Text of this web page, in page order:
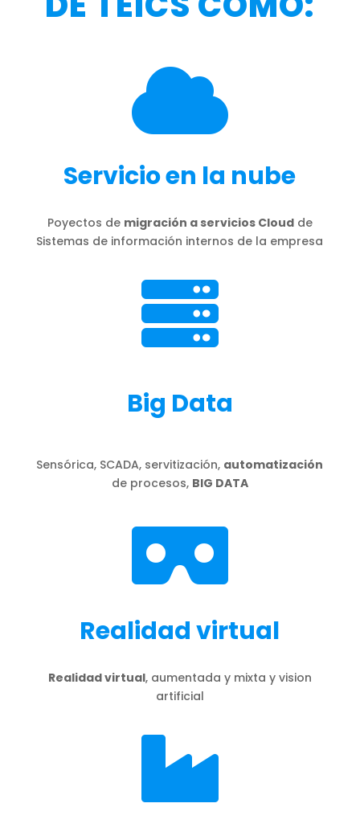

Servicio en la nube
Poyectos de migración a servicios Cloudde
Sistemas de información internos de la empresa

Big Data
Sensórica, SCADA, servitización, automatización
de procesos, BIG DATA

Realidad virtual
Realidad virtual, aumentada y mixta y vision
artificial
